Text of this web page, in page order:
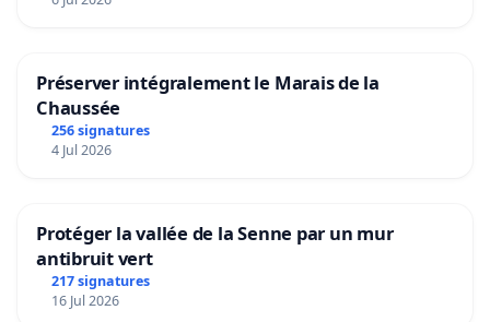
Préserver intégralement le Marais de la
Chaussée
256 signatures
4 Jul 2026
Protéger la vallée de la Senne par un mur
antibruit vert
217 signatures
16 Jul 2026